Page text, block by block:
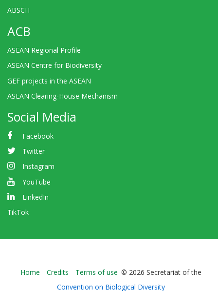
ABSCH
ACB
ASEAN Regional Profile
ASEAN Centre for Biodiversity
GEF projects in the ASEAN
ASEAN Clearing-House Mechanism
Social Media
Facebook
Twitter
Instagram
YouTube
LinkedIn
TikTok
Bioland
-
Home Credits Terms of use © 2026 Secretariat of the
Convention on Biological Diversity